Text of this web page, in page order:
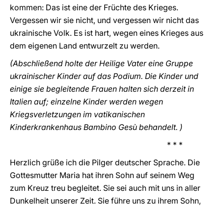
kommen: Das ist eine der Früchte des Krieges.
Vergessen wir sie nicht, und vergessen wir nicht das
ukrainische Volk. Es ist hart, wegen eines Krieges aus
dem eigenen Land entwurzelt zu werden.
(Abschließend holte der Heilige Vater eine Gruppe
ukrainischer Kinder auf das Podium. Die Kinder und
einige sie begleitende Frauen halten sich derzeit in
Italien auf; einzelne Kinder werden wegen
Kriegsverletzungen im vatikanischen
Kinderkrankenhaus Bambino Gesù behandelt. )
* * *
Herzlich grüße ich die Pilger deutscher Sprache. Die
Gottesmutter Maria hat ihren Sohn auf seinem Weg
zum Kreuz treu begleitet. Sie sei auch mit uns in aller
Dunkelheit unserer Zeit. Sie führe uns zu ihrem Sohn,